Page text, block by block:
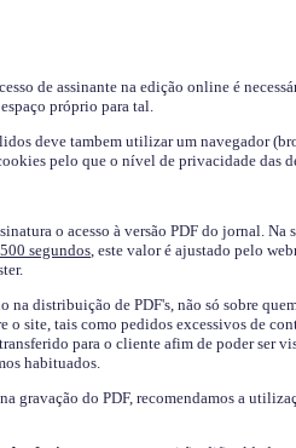
de assinante na edição online é
próprio para tal.
deve tambem utilizar um navegador
pelo que o nível de privacidade das
o acesso à versão PDF do jornal. Na
segundos, este valor é ajustado pelo
na distribuição de PDF's, não só sobre
o site, tais como pedidos excessivos de
para o cliente afim de poder ser
habituados.
gravação do PDF, recomendamos a